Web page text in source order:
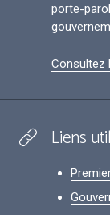
porte-
Consultez
Liens